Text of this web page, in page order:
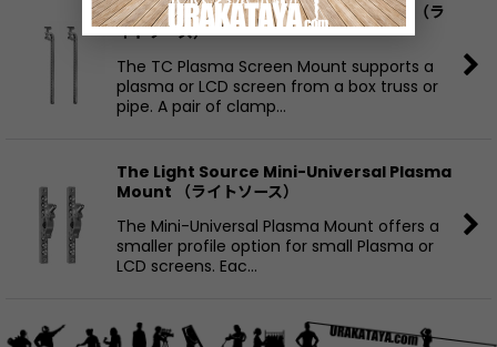
The Light Source TC Plasma Mount （ラ
イトソース）
The TC Plasma Screen Mount supports a
plasma or LCD screen from a box truss or
pipe. A pair of clamp…
The Light Source Mini-Universal Plasma
Mount （ライトソース）
The Mini-Universal Plasma Mount offers a
smaller profile option for small Plasma or
LCD screens. Eac…